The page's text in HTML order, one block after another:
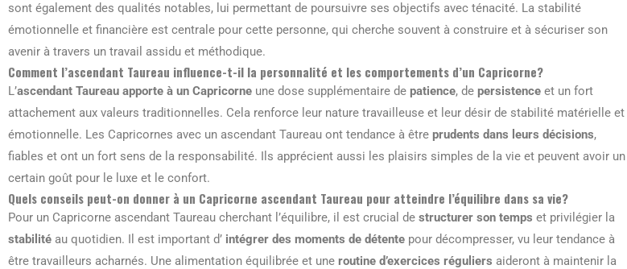
sont également des qualités notables, lui permettant de poursuivre ses objectifs avec ténacité. La stabilité
émotionnelle et financière est centrale pour cette personne, qui cherche souvent à construire et à sécuriser son
avenir à travers un travail assidu et méthodique.
Comment l’ascendant Taureau influence-t-il la personnalité et les comportements d’un Capricorne?
L’ascendant Taureau apporte à un Capricorne une dose supplémentaire de patience, de persistence et un fort
attachement aux valeurs traditionnelles. Cela renforce leur nature travailleuse et leur désir de stabilité matérielle et
émotionnelle. Les Capricornes avec un ascendant Taureau ont tendance à être prudents dans leurs décisions,
fiables et ont un fort sens de la responsabilité. Ils apprécient aussi les plaisirs simples de la vie et peuvent avoir un
certain goût pour le luxe et le confort.
Quels conseils peut-on donner à un Capricorne ascendant Taureau pour atteindre l’équilibre dans sa vie?
Pour un Capricorne ascendant Taureau cherchant l’équilibre, il est crucial de structurer son temps et privilégier la
stabilité au quotidien. Il est important d’ intégrer des moments de détente pour décompresser, vu leur tendance à
être travailleurs acharnés. Une alimentation équilibrée et une routine d’exercices réguliers aideront à maintenir la